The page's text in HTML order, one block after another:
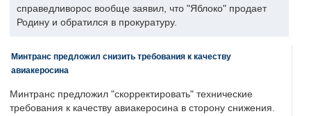
справедливорос вообще заявил, что "Яблоко" продает
Родину и обратился в прокуратуру.
Минтранс предложил снизить требования к качеству
авиакеросина
Минтранс предложил "скорректировать" технические
требования к качеству авиакеросина в сторону снижения.